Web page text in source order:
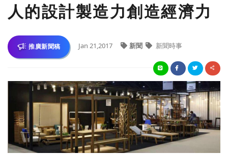
人的設計製造力創造經濟力
推廣新聞稿 Jan 21,2017 新聞 新聞時事